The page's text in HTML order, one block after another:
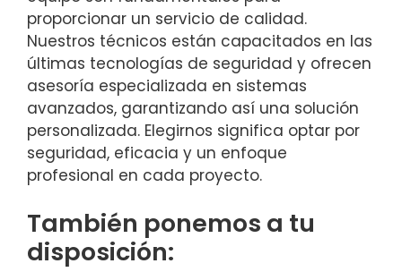
proporcionar un servicio de calidad.
Nuestros técnicos están capacitados en las
últimas tecnologías de seguridad y ofrecen
asesoría especializada en sistemas
avanzados, garantizando así una solución
personalizada. Elegirnos significa optar por
seguridad, eficacia y un enfoque
profesional en cada proyecto.
También ponemos a tu
disposición: